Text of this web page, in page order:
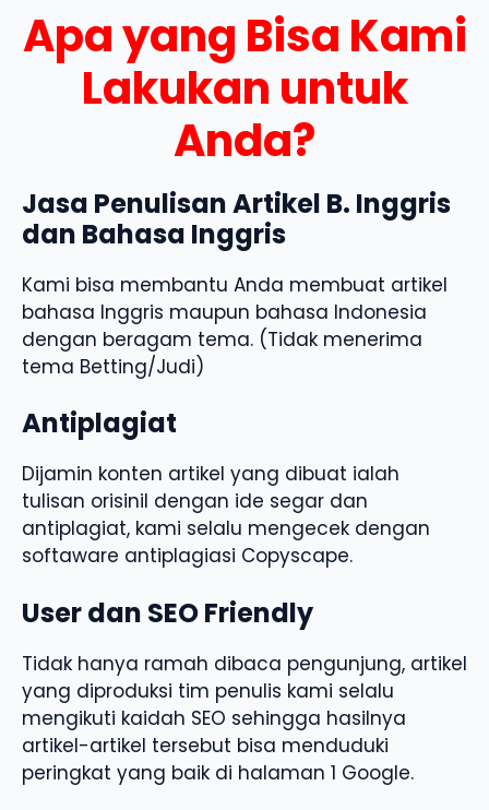
Apa yang Bisa Kami
Lakukan untuk
Anda?
Jasa Penulisan Artikel B. Inggris
dan Bahasa Inggris
Kami bisa membantu Anda membuat artikel
bahasa Inggris maupun bahasa Indonesia
dengan beragam tema. (Tidak menerima
tema Betting/Judi)
Antiplagiat
Dijamin konten artikel yang dibuat ialah
tulisan orisinil dengan ide segar dan
antiplagiat, kami selalu mengecek dengan
softaware antiplagiasi Copyscape.
User dan SEO Friendly
Tidak hanya ramah dibaca pengunjung, artikel
yang diproduksi tim penulis kami selalu
mengikuti kaidah SEO sehingga hasilnya
artikel-artikel tersebut bisa menduduki
peringkat yang baik di halaman 1 Google.